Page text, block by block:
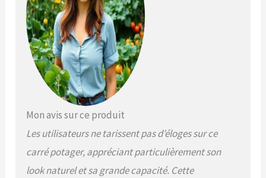
Mon avis sur ce produit
Les utilisateurs ne tarissent pas d’éloges sur ce
carré potager, appréciant particulièrement son
look naturel et sa grande capacité. Cette